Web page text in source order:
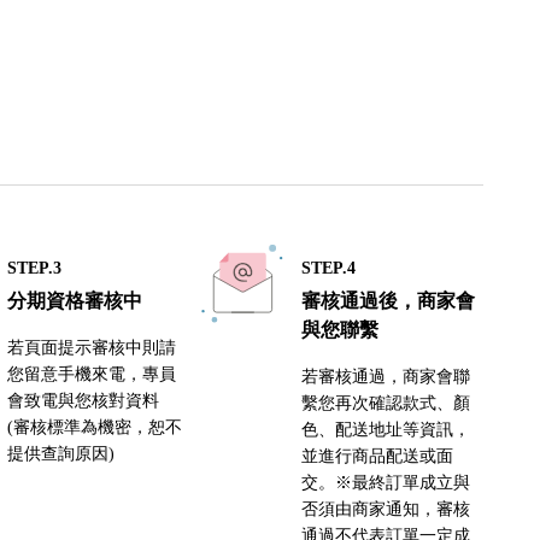
STEP.3
分期資格審核中
若頁面提示審核中則請
您留意手機來電，專員
會致電與您核對資料
(審核標準為機密，恕不
提供查詢原因)
STEP.4
審核通過後，商家會
與您聯繫
若審核通過，商家會聯
繫您再次確認款式、顏
色、配送地址等資訊，
並進行商品配送或面
交。※最終訂單成立與
否須由商家通知，審核
通過不代表訂單一定成